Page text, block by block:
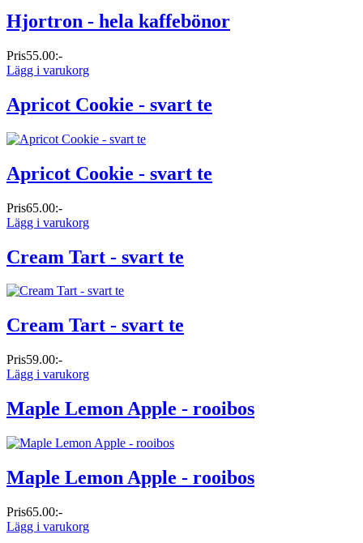
Hjortron - hela kaffebönor
Pris55.00:-
Lägg i varukorg
Apricot Cookie - svart te
Apricot Cookie - svart te
Pris65.00:-
Lägg i varukorg
Cream Tart - svart te
Cream Tart - svart te
Pris59.00:-
Lägg i varukorg
Maple Lemon Apple - rooibos
Maple Lemon Apple - rooibos
Pris65.00:-
Lägg i varukorg